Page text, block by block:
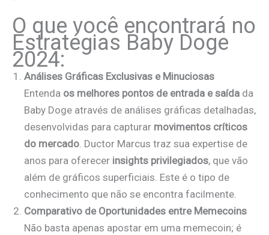
O que você encontrará no
Estratégias Baby Doge
2024:
Análises Gráficas Exclusivas e Minuciosas
Entenda os melhores pontos de entrada e saída da
Baby Doge através de análises gráficas detalhadas,
desenvolvidas para capturar movimentos críticos
do mercado . Ductor Marcus traz sua expertise de
anos para oferecer insights privilegiados, que vão
além de gráficos superficiais. Este é o tipo de
conhecimento que não se encontra facilmente.
Comparativo de Oportunidades entre Memecoins
Não basta apenas apostar em uma memecoin; é